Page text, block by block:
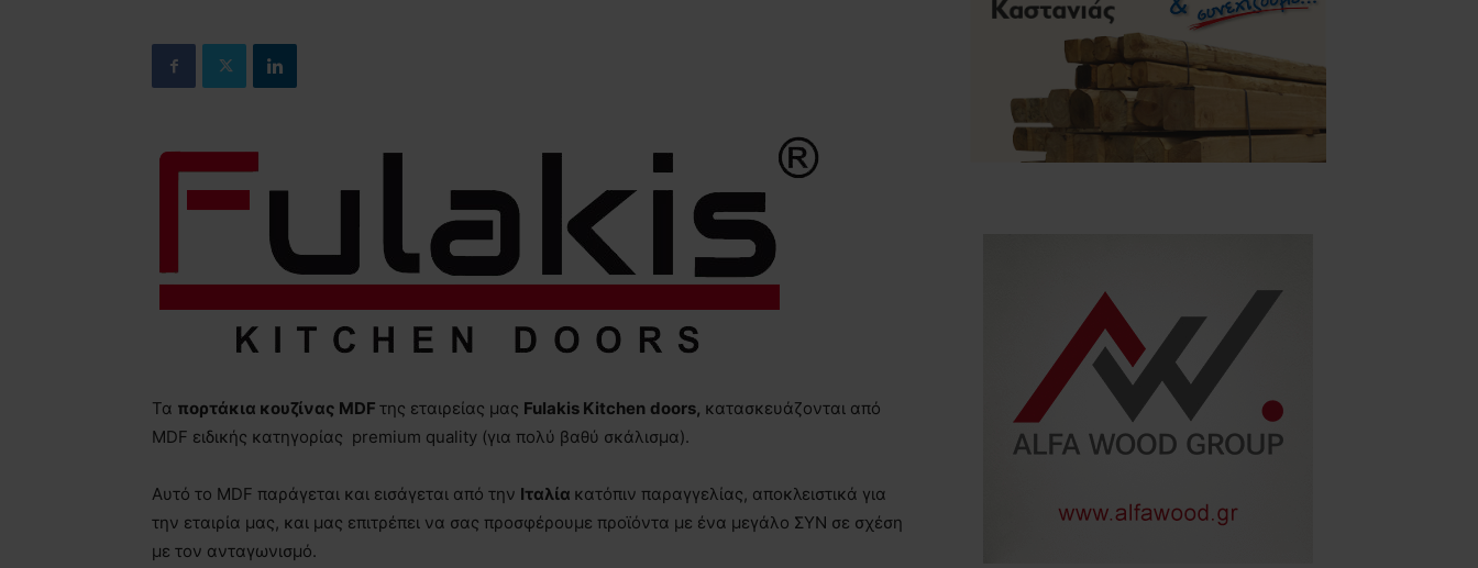
Τα πορτάκια κουζίνας MDF της εταιρείας μας Fulakis Kitchen doors, κατασκευάζονται από
MDF ειδικής κατηγορίας premium quality (για πολύ βαθύ σκάλισμα).
Αυτό το MDF παράγεται και εισάγεται από την Ιταλία κατόπιν παραγγελίας, αποκλειστικά για
την εταιρία μας, και μας επιτρέπει να σας προσφέρουμε προϊόντα με ένα μεγάλο ΣΥΝ σε σχέση
με τον ανταγωνισμό.